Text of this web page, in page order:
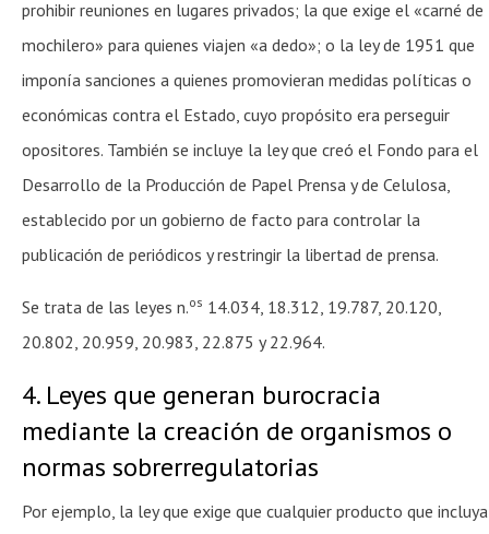
prohibir reuniones en lugares privados; la que exige el «carné de
mochilero» para quienes viajen «a dedo»; o la ley de 1951 que
imponía sanciones a quienes promovieran medidas políticas o
económicas contra el Estado, cuyo propósito era perseguir
opositores. También se incluye la ley que creó el Fondo para el
Desarrollo de la Producción de Papel Prensa y de Celulosa,
establecido por un gobierno de facto para controlar la
publicación de periódicos y restringir la libertad de prensa.
Se trata de las leyes n.os 14.034, 18.312, 19.787, 20.120,
20.802, 20.959, 20.983, 22.875 y 22.964.
4. Leyes que generan burocracia
mediante la creación de organismos o
normas sobrerregulatorias
Por ejemplo, la ley que exige que cualquier producto que incluya